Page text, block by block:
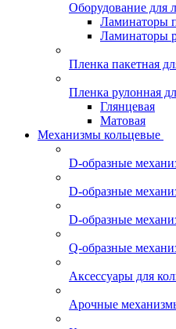
Оборудование для
Ламинаторы
Ламинаторы
Пленка пакетная
Пленка рулонная
Глянцевая
Матовая
Механизмы кольцевые
D-образные
D-образные
D-образные
Q-образные
Аксессуары для
Арочные